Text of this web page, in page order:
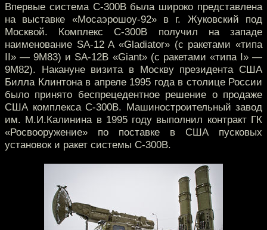
Впервые система С-300В была широко представлена
на выставке «Мосаэрошоу-92» в г. Жуковский под
Москвой. Комплекс С-300В получил на западе
наименование SA-12 A «Gladiator» (с ракетами «типа
II» — 9М83) и SA-12B «Giant» (с ракетами «типа I» —
9M82). Накануне визита в Москву президента США
Билла Клинтона в апреле 1995 года в столице России
было принято беспрецедентное решение о продаже
США комплекса С-300В. Машиностроительный завод
им. М.И.Калинина в 1995 году выполнил контракт ГК
«Росвооружение» по поставке в США пусковых
установок и ракет системы С-300В.